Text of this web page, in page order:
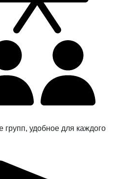
удобное для каждого